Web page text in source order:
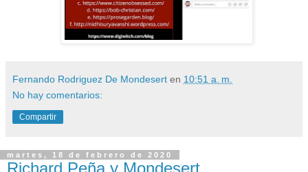
Fernando Rodriguez De Mondesert en 10:51 a. m.
No hay comentarios:
Compartir
martes, 18 de febrero de 2020
Richard Peña y Mondesert